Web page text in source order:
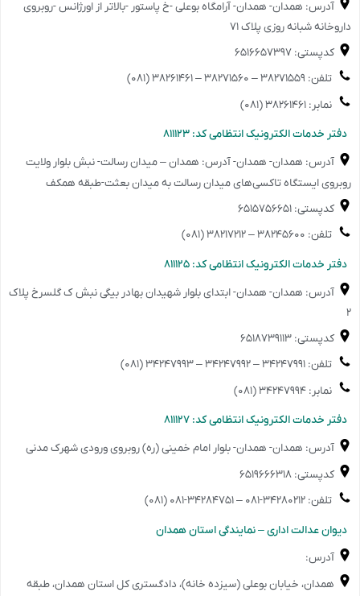
آدرس: همدان- همدان- آرامگاه بوعلی -خ پاستور -بالاتر از اورژانس -روبروی
داروخانه شبانه روزی پلاک ۷۱
کدپستی: ۶۵۱۶۶۵۷۳۹۷
تلفن: ۳۸۲۷۱۵۵۹ – ۳۸۲۷۱۵۶۰ – ۳۸۲۶۱۴۶۱ (۰۸۱)
نمابر: ۳۸۲۶۱۴۶۱ (۰۸۱)
️دفتر خدمات الکترونیک انتظامی کد: ۸۱۱۱۲۳
آدرس: همدان- همدان- آدرس: همدان – میدان رسالت- نبش بلوار ولایت
روبروی ایستگاه تاکسی‌های میدان رسالت به میدان بعثت-طبقه همکف
کدپستی: ۶۵۱۵۷۵۶۶۵۱
تلفن: ۳۸۲۴۵۶۰۰ – ۳۸۲۱۷۲۱۲ (۰۸۱)
️دفتر خدمات الکترونیک انتظامی کد: ۸۱۱۱۲۵
آدرس: همدان- همدان- ابتدای بلوار شهیدان بهادر بیگی نبش ک گلسرخ پلاک
۲
کدپستی: ۶۵۱۸۷۳۹۱۱۳
تلفن: ۳۴۲۴۷۹۹۱ – ۳۴۲۴۷۹۹۲ – ۳۴۲۴۷۹۹۳ (۰۸۱)
نمابر: ۳۴۲۴۷۹۹۴ (۰۸۱)
️دفتر خدمات الکترونیک انتظامی کد: ۸۱۱۱۲۷
آدرس: همدان- همدان- بلوار امام خمینی (ره) روبروی ورودی شهرک مدنی
کدپستی: ۶۵۱۹۶۶۶۳۱۸
تلفن: ۳۴۲۸۰۲۱۲-۰۸۱ – ۳۴۲۸۴۷۵۱-۰۸۱ (۰۸۱)
️دیوان عدالت اداری – نمایندگی استان همدان
آدرس:
همدان، خیابان بوعلی (سیزده خانه)، دادگستری کل استان همدان، طبقه